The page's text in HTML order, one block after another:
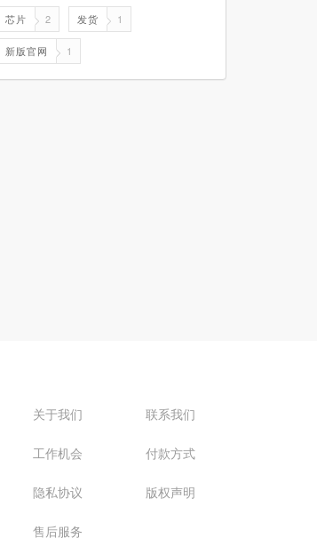
芯片 2 发货 1
新版官网 1
关于我们 联系我们
工作机会 付款方式
隐私协议 版权声明
售后服务